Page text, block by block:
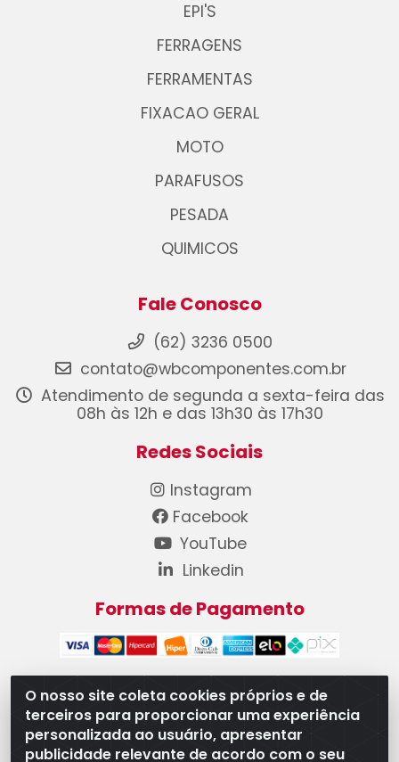
O nosso site coleta cookies próprios e de
terceiros para proporcionar uma experiência
personalizada ao usuário, apresentar
publicidade relevante de acordo com o seu
EPI'S
FERRAGENS
FERRAMENTAS
FIXACAO GERAL
MOTO
PARAFUSOS
PESADA
QUIMICOS
Fale Conosco
(62) 3236 0500
contato@wbcomponentes.com.br
Atendimento de segunda a sexta-feira das
08h às 12h e das 13h30 às 17h30
Redes Sociais
Instagram
Facebook
YouTube
Linkedin
Formas de Pagamento
WB Componentes Automotivos LTDA - CNPJ
08.528.393/0001-12 - Rua do Níquel, 667 - Parque
Oeste Industrial, Goiânia/GO - CEP 74375-660